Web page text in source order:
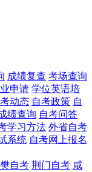
成绩复查 考场查询
申请 学位英语培
动态 自考政策 自
绩查询 自考问答
学习方法 外省自考
系统 自考网上报名
自考 荆门自考 咸